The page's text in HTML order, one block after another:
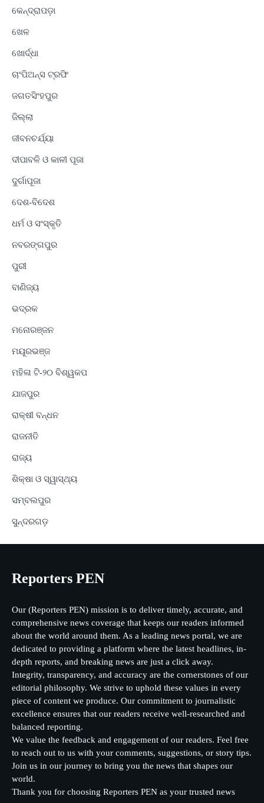
କେନ୍ଦ୍ରାପଡ଼ା
ଖେଳ
ଖୋର୍ଦ୍ଧା
ଚାଂପିଅନ୍ସ ଟ୍ରଫି
ଜଗତସିଂହପୁର
ଜିଲ୍ଲା
ଜୀବନଚର୍ଯ୍ୟା
ଦୀପାବଳି ଓ କାଳୀ ପୂଜା
ଦୁର୍ଗାପୂଜା
ଦେଶ-ବିଦେଶ
ଧର୍ମ ଓ ସଂସ୍କୃତି
ନବରଙ୍ଗପୁର
ପୁରୀ
ବାଣିଜ୍ୟ
ଭଦ୍ରକ
ମନୋରଞ୍ଜନ
ମୟୂରଭଞ୍ଜ
ମହିଳା ଟି-୨୦ ବିଶ୍ୱକପ
ଯାଜପୁର
ରାକ୍ଷୀ ବନ୍ଧନ
ରାଜନୀତି
ରାଜ୍ୟ
ଶିକ୍ଷା ଓ ସ୍ୱାସ୍ଥ୍ୟ
ସମ୍ବଲପୁର
ସୁନ୍ଦରଗଡ଼
Reporters PEN
Our (Reporters PEN) mission is to deliver timely, accurate, and
comprehensive news coverage that keeps our readers informed
about the world around them. As a leading news portal, we are
dedicated to providing a platform where the latest headlines, in-
depth reports, and breaking news are just a click away.
Integrity, transparency, and accuracy are the cornerstones of our
editorial philosophy. We strive to uphold these values in every
piece of content we produce. Our commitment to journalistic
excellence ensures that our readers receive well-researched and
balanced reporting.
We value the feedback and engagement of our readers. Feel free
to reach out to us with your comments, suggestions, or story tips.
Join us in our journey to bring you the news that shapes our
world.
Thank you for choosing Reporters PEN as your trusted news